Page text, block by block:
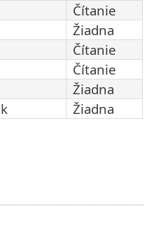
Čítanie
Žiadna
Čítanie
Čítanie
Žiadna
Žiadna